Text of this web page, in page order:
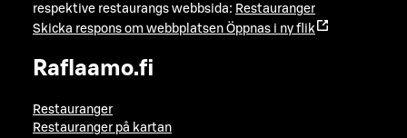
respektive restaurangs webbsida: Restauranger
Skicka respons om webbplatsen Öppnas i ny flik
Raflaamo.fi
Restauranger
Restauranger på kartan